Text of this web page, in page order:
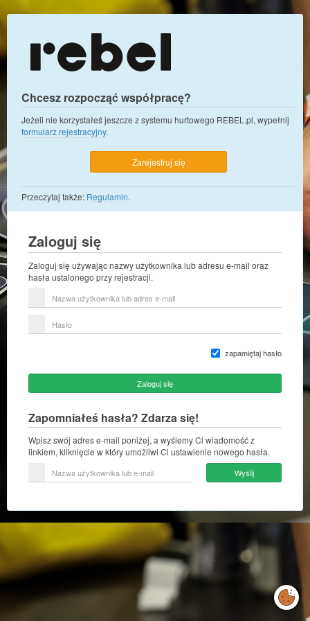
Chcesz rozpocząć współpracę?
Jeżeli nie korzystałeś jeszcze z systemu hurtowego REBEL.pl, wypełnij
formularz rejestracyjny.
Zarejestruj się
Przeczytaj także: Regulamin.
Zaloguj się
Zaloguj się używając nazwy użytkownika lub adresu e-mail oraz
hasła ustalonego przy rejestracji.
użytkownika
e-
zapamiętaj hasło
Zaloguj się
Zapomniałeś hasła? Zdarza się!
Wpisz swój adres e-mail poniżej, a wyślemy Ci wiadomość z
linkiem, kliknięcie w który umożliwi Ci ustawienie nowego hasła.
użytkownika
mail
Wyślij
Zarządzaj
preferencjami
cookies